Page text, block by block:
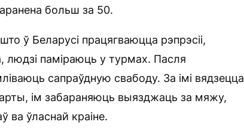
больш за 50.
ў Беларусі працягваюцца рэпрэсіі,
людзі паміраюць у турмах. Пасля
сапраўдную свабоду. За імі вядзецца
ім забараняюць выязджаць за мяжу,
ва ўласнай краіне.